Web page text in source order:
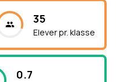
35
Elever pr. klasse
0.7